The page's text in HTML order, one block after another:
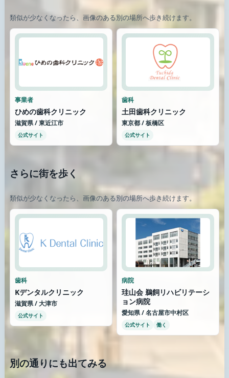
類似が少なくなったら、画像のある別の場所へ歩き続けます。
事業者
ひめの歯科クリニック
滋賀県 / 東近江市
公式サイト
歯科
土田歯科クリニック
東京都 / 板橋区
公式サイト
さらに街を歩く
類似が少なくなったら、画像のある別の場所へ歩き続けます。
歯科
Kデンタルクリニック
滋賀県 / 大津市
公式サイト
病院
珪山会 鵜飼リハビリテーシ
ョン病院
愛知県 / 名古屋市中村区
公式サイト 働く
別の通りにも出てみる